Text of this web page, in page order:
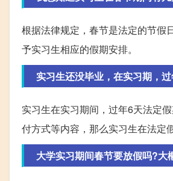
根据法律规定，春节是法定的节假
予实习生相应的假期安排。
实习生还没毕业，在实习期，
实习生在实习期间，过年6天法定
付方式等内容，那么实习生在法定
大学实习期间春节要放假吗?大